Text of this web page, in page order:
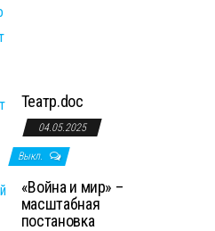
Театр.doc
04.05.2025
Выкл.
«Война и мир» –
масштабная
постановка